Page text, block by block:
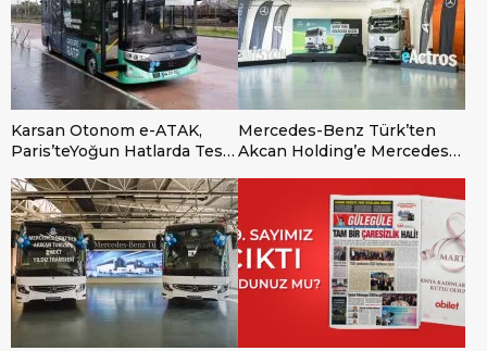
Karsan Otonom e-ATAK,
Paris’teYoğun Hatlarda Test
Mercedes-Benz Türk’ten
Akcan Holding’e Mercedes-
eActros 300 Teslimatı